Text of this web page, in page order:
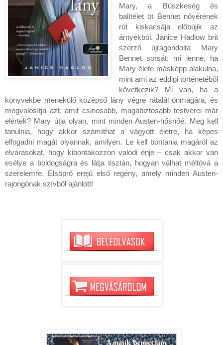
Mary, a Büszkeség és
balítélet öt Bennet nővérének
rút kiskacsája előbújik az
árnyékból. Janice Hadlow brit
szerző újragondolta Mary
Bennet sorsát: mi lenne, ha
Mary élete másképp alakulna,
mint ami az eddigi történetéből
következik? Mi van, ha a
könyvekbe menekülő középső lány végre rátalál önmagára, és
megvalósítja azt, amit csinosabb, magabiztosabb testvérei már
elértek? Mary útja olyan, mint minden Austen-hősnőé. Meg kell
tanulnia, hogy akkor számíthat a vágyott életre, ha képes
elfogadni magát olyannak, amilyen. Le kell bontania magáról az
elvárásokat, hogy kibontakozzon valódi énje – csak akkor van
esélye a boldogságra és látja tisztán, hogyan válhat méltóvá a
szerelemre. Elsöprő erejű első regény, amely minden Austen-
rajongónak szívből ajánlott!